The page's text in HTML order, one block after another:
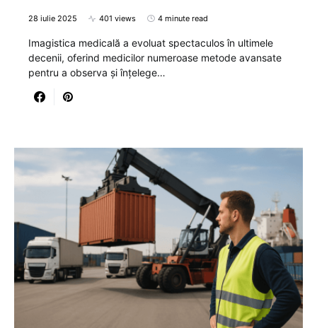
28 iulie 2025 401 views 4 minute read
Imagistica medicală a evoluat spectaculos în ultimele
decenii, oferind medicilor numeroase metode avansate
pentru a observa și înțelege…